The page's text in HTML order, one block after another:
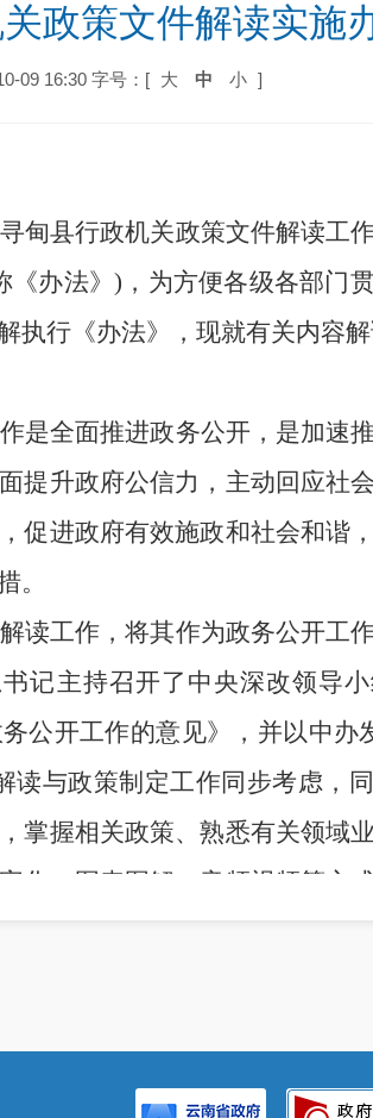
政策文件解读实施
09 16:30 字号：[ 大 中 小 ]
甸县行政机关政策文件解读工作
《办法》) ，为方便各级各部门
执行《办法》，现就有关内容解
是全面推进政务公开，是加速
提升政府公信力，主动回应社
促进政府有效施政和社会和谐
。
读工作，将其作为政务公开工
记主持召开了中央深改领导
公开工作的意见》，并以中办
读与政策制定工作同步考虑，
掌握相关政策、熟悉有关领域
化、图表图解、音频视频等方
全面推进政务公开工作的意见>